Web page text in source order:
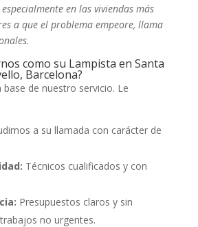
en las viviendas más
a que el problema empeore, llama
como su Lampista en Santa
Barcelona?
base de nuestro servicio. Le
a su llamada con carácter de
Técnicos cualificados y con
Presupuestos claros y sin
no urgentes.